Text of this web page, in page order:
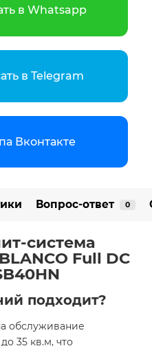
в Whatsapp
в Telegram
Вконтакте
Вопрос-ответ 0
система
Full DC
подходит?
обслуживание
35 кв.м, что